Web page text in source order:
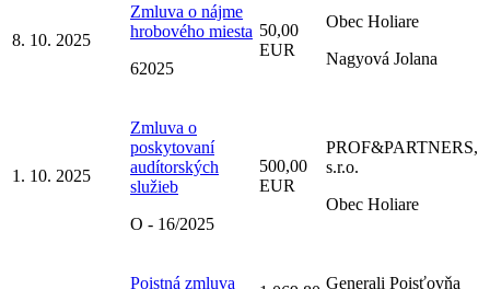
8. 10. 2025
Zmluva o nájme
hrobového miesta
62025
50,00
EUR
Obec Holiare
Nagyová Jolana
1. 10. 2025
Zmluva o
poskytovaní
audítorských
služieb
O - 16/2025
500,00
EUR
PROF&PARTNERS,
s.r.o.
Obec Holiare
Poistná zmluva
Generali Poisťovňa